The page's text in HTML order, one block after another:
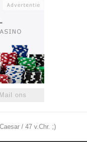
ons
/ 47 v.Chr. ;)